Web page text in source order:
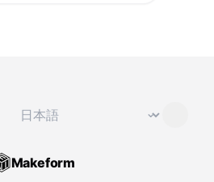
言語を変更 ⌄
Makeform